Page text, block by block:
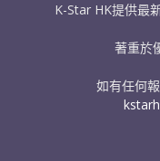
K-Star HK提供最
著重於
如有任何